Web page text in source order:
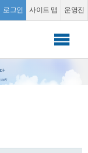
로그인 사이트 맵 운영진
▼
▼